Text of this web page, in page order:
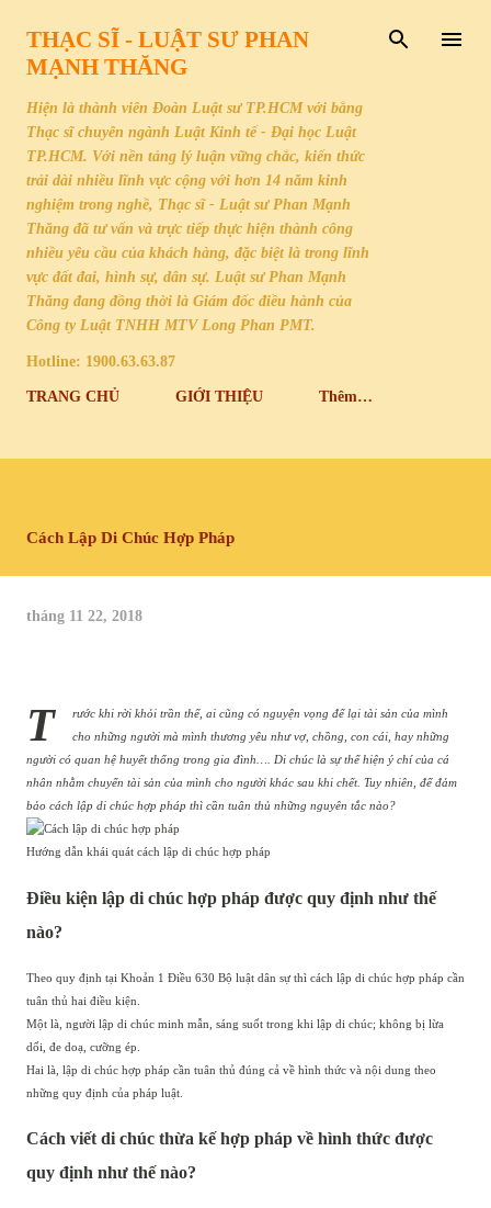
THẠC SĨ - LUẬT SƯ PHAN
MẠNH THĂNG
Hiện là thành viên Đoàn Luật sư TP.HCM với bằng
Thạc sĩ chuyên ngành Luật Kinh tế - Đại học Luật
TP.HCM. Với nền tảng lý luận vững chắc, kiến thức
trải dài nhiều lĩnh vực cộng với hơn 14 năm kinh
nghiệm trong nghề, Thạc sĩ - Luật sư Phan Mạnh
Thăng đã tư vấn và trực tiếp thực hiện thành công
nhiều yêu cầu của khách hàng, đặc biệt là trong lĩnh
vực đất đai, hình sự, dân sự. Luật sư Phan Mạnh
Thăng đang đồng thời là Giám đốc điều hành của
Công ty Luật TNHH MTV Long Phan PMT.
Hotline: 1900.63.63.87
TRANG CHỦ GIỚI THIỆU Thêm…
Cách Lập Di Chúc Hợp Pháp
tháng 11 22, 2018
T
rước khi rời khỏi trần thế, ai cũng có nguyện vọng để lại tài sản của mình
cho những người mà mình thương yêu như vợ, chồng, con cái, hay những
người có quan hệ huyết thống trong gia đình…. Di chúc là sự thể hiện ý chí của cá
nhân nhằm chuyển tài sản của mình cho người khác sau khi chết. Tuy nhiên, để đảm
bảo cách lập di chúc hợp pháp thì cần tuân thủ những nguyên tắc nào?
Hướng dẫn khái quát cách lập di chúc hợp pháp
Điều kiện lập di chúc hợp pháp được quy định như thế
nào?
Theo quy định tại Khoản 1 Điều 630 Bộ luật dân sự thì cách lập di chúc hợp pháp cần
tuân thủ hai điều kiện.
Một là, người lập di chúc minh mẫn, sáng suốt trong khi lập di chúc; không bị lừa
dối, đe doạ, cưỡng ép.
Hai là, lập di chúc hợp pháp cần tuân thủ đúng cả về hình thức và nội dung theo
những quy định của pháp luật.
Cách viết di chúc thừa kế hợp pháp về hình thức được
quy định như thế nào?